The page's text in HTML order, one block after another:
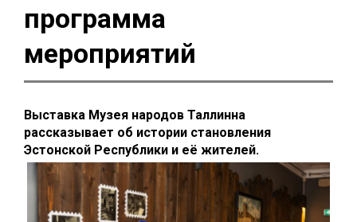
программа
мероприятий
Выставка Музея народов Таллинна
рассказывает об истории становления
Эстонской Республики и её жителей.